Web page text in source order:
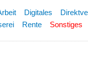
Digitales
Rente Sonstiges